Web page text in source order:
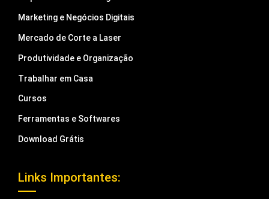
Marketing e Negócios Digitais
Mercado de Corte a Laser
Produtividade e Organização
Trabalhar em Casa
Cursos
Ferramentas e Softwares
Download Grátis
Links Importantes: